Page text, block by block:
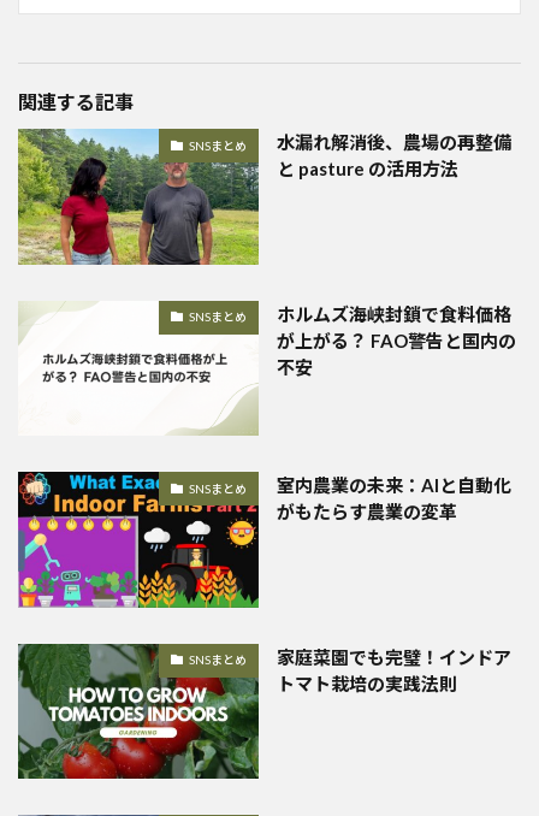
関連する記事
SNSまとめ
水漏れ解消後、農場の再整備
と pasture の活用方法
SNSまとめ
ホルムズ海峡封鎖で食料価格
が上がる？ FAO警告と国内の
不安
SNSまとめ
室内農業の未来：AIと自動化
がもたらす農業の変革
SNSまとめ
家庭菜園でも完璧！インドア
トマト栽培の実践法則